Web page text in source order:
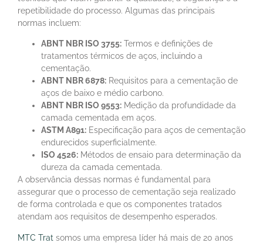
repetibilidade do processo. Algumas das principais
normas incluem:
ABNT NBR ISO 3755: Termos e definições de
tratamentos térmicos de aços, incluindo a
cementação.
ABNT NBR 6878: Requisitos para a cementação de
aços de baixo e médio carbono.
ABNT NBR ISO 9553: Medição da profundidade da
camada cementada em aços.
ASTM A891: Especificação para aços de cementação
endurecidos superficialmente.
ISO 4526: Métodos de ensaio para determinação da
dureza da camada cementada.
A observância dessas normas é fundamental para
assegurar que o processo de cementação seja realizado
de forma controlada e que os componentes tratados
atendam aos requisitos de desempenho esperados.
MTC Trat somos uma empresa líder há mais de 20 anos